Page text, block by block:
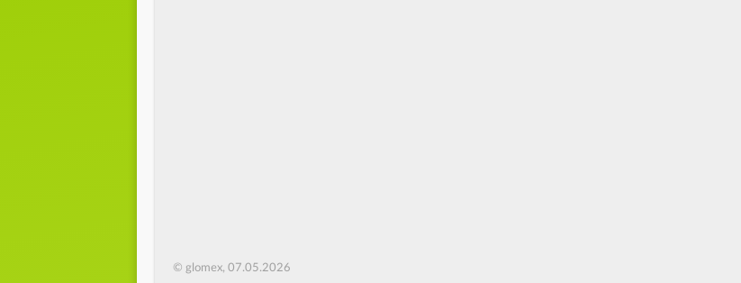
© glomex, 07.05.2026